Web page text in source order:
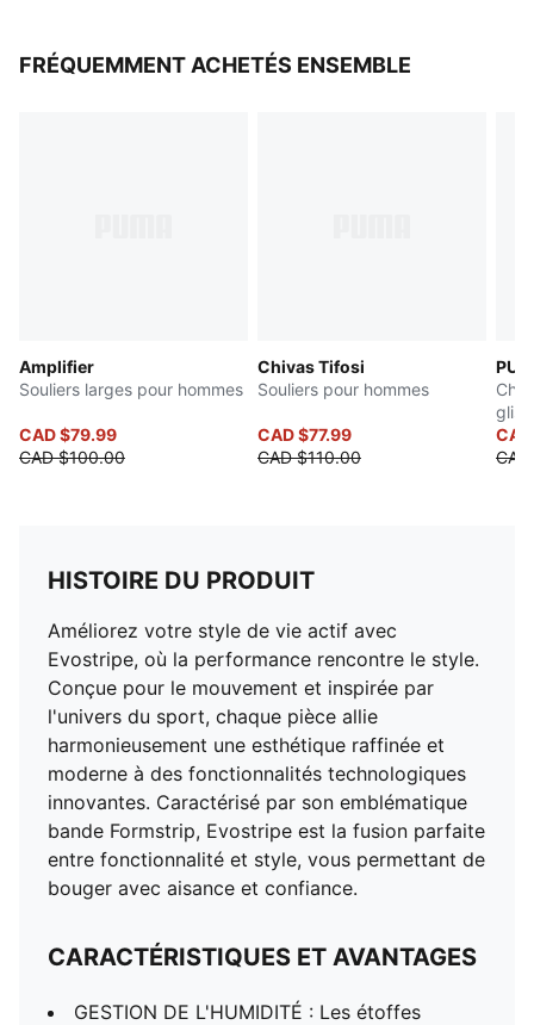
FRÉQUEMMENT ACHETÉS ENSEMBLE
Amplifier
Souliers larges pour hommes
CAD $79.99
CAD $100.00
Chivas Tifosi
Souliers pour hommes
CAD $77.99
CAD $110.00
HISTOIRE DU PRODUIT
Améliorez votre style de vie actif avec
Evostripe, où la performance rencontre le style.
Conçue pour le mouvement et inspirée par
l'univers du sport, chaque pièce allie
harmonieusement une esthétique raffinée et
moderne à des fonctionnalités technologiques
innovantes. Caractérisé par son emblématique
bande Formstrip, Evostripe est la fusion parfaite
entre fonctionnalité et style, vous permettant de
bouger avec aisance et confiance.
CARACTÉRISTIQUES ET AVANTAGES
GESTION DE L'HUMIDITÉ : Les étoffes